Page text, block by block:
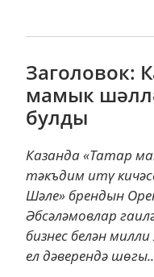
Заголовок:
мамык
булды
Казанда «Татар
тәкъдим итү
Шәле» брендын
Әбсәләмовлар
бизнес белән
ел дәверендә